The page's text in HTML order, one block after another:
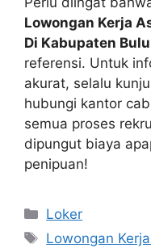
Lowongan Kerja
Di Kabupaten
referensi. Untuk
akurat, selalu
hubungi kantor
semua proses
dipungut biaya
penipuan!
Kategori
Loker
Tag
Lowongan